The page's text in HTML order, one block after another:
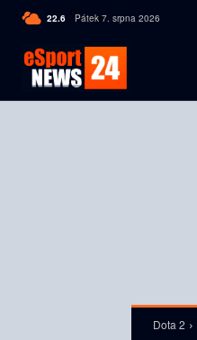
22.6 C Czech
Pátek 7. srpna 2026
Dota 2